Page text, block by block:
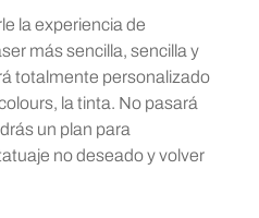
la experiencia de
más sencilla, sencilla y
totalmente personalizado
la tinta. No pasará
un plan para
no deseado y volver